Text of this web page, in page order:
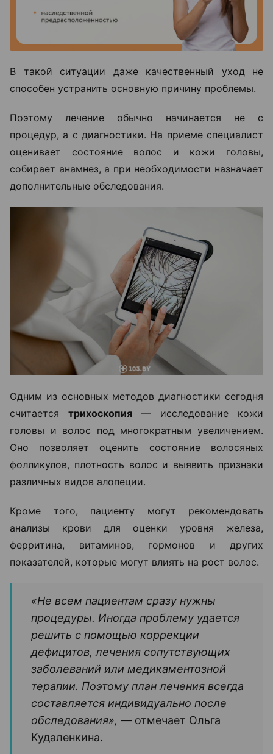
В такой ситуации даже качественный уход не
способен устранить основную причину проблемы.
Поэтому лечение обычно начинается не с
процедур, а с диагностики. На приеме специалист
оценивает состояние волос и кожи головы,
собирает анамнез, а при необходимости назначает
дополнительные обследования.
Одним из основных методов диагностики сегодня
считается трихоскопия — исследование кожи
головы и волос под многократным увеличением.
Оно позволяет оценить состояние волосяных
фолликулов, плотность волос и выявить признаки
различных видов алопеции.
Кроме того, пациенту могут рекомендовать
анализы крови для оценки уровня железа,
ферритина, витаминов, гормонов и других
показателей, которые могут влиять на рост волос.
«Не всем пациентам сразу нужны
процедуры. Иногда проблему удается
решить с помощью коррекции
дефицитов, лечения сопутствующих
заболеваний или медикаментозной
терапии. Поэтому план лечения всегда
составляется индивидуально после
обследования», — отмечает Ольга
Кудаленкина.